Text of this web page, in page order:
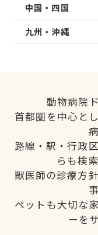
中国・四国
九州・沖縄
動物病院
首都圏を中心と
路線・駅・行政
らも検
獣医師の診療方
ペットも大切な
ーを